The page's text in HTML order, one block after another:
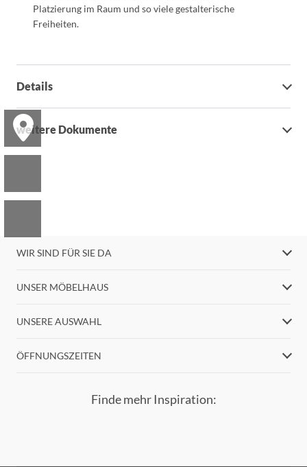
Platzierung im Raum und so viele gestalterische
Freiheiten.
Details
weitere Dokumente
WIR SIND FÜR SIE DA
UNSER MÖBELHAUS
UNSERE AUSWAHL
ÖFFNUNGSZEITEN
Finde mehr Inspiration: